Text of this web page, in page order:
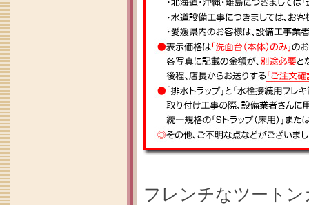
フレンチなツート